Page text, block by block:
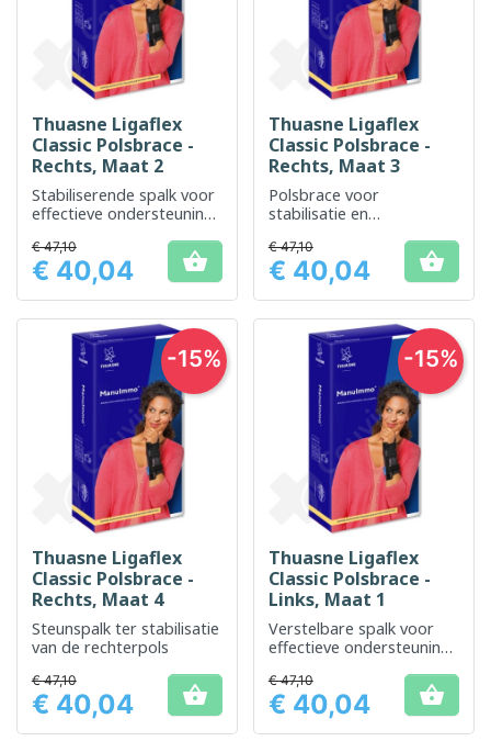
Thuasne Ligaflex
Classic Polsbrace -
Rechts, Maat 2
Stabiliserende spalk voor
effectieve ondersteuning
Prijs
€ 47,10
€ 40,04 
Thuasne Ligaflex
Classic Polsbrace -
Rechts, Maat 3
Polsbrace voor
stabilisatie en
blessure
Prijs
€ 47,10
€ 40,04 
Thuasne Ligaflex
Classic Polsbrace -
Rechts, Maat 4
Steunspalk ter stabilisatie
van de rechterpols
Prijs
€ 47,10
€ 40,04 
-15%
Thuasne Ligaflex
Classic Polsbrace -
Links, Maat 1
Verstelbare spalk voor
effectieve ondersteuning
Prijs
€ 47,10
€ 40,04 
-15%